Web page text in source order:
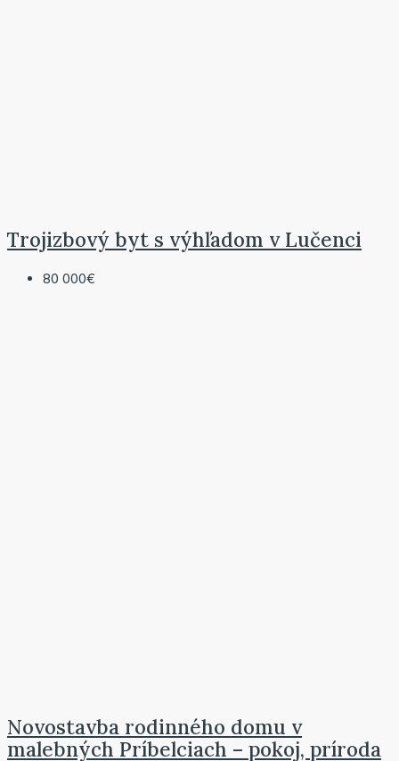
Trojizbový byt s výhľadom v Lučenci
80 000€
Novostavba rodinného domu v
malebných Príbelciach – pokoj, príroda